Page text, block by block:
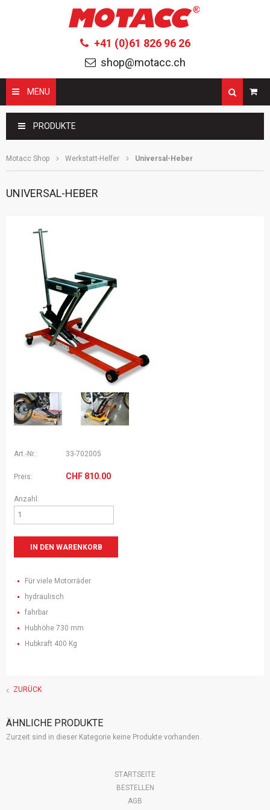
+41 (0)61 826 96 26
shop@motacc.ch
MENU Suchbegriffe
PRODUKTE
Motacc Shop Werkstatt-Helfer Universal-Heber
UNIVERSAL-HEBER
Art.-Nr.: 33-702005
Preis: CHF 810.00
Anzahl:
Für viele Motorräder
hydraulisch
fahrbar
Hubhöhe 730 mm
Hubkraft 400 Kg
ZURÜCK
ÄHNLICHE PRODUKTE
Zurzeit sind in dieser Kategorie keine Produkte vorhanden.
Navigation
überspringen
STARTSEITE
BESTELLEN
AGB